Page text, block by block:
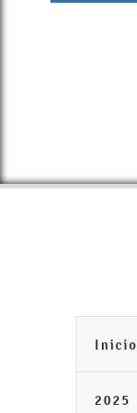
Inicio
2025